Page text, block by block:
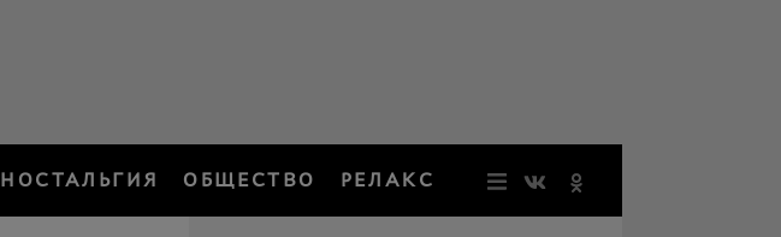
НОСТАЛЬГИЯ ОБЩЕСТВО РЕЛАКС